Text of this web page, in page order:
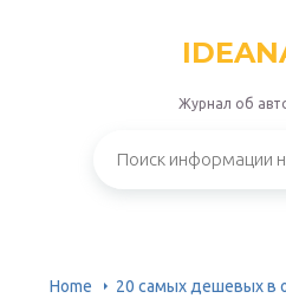
Журнал об
Home 20 самых дешевых в